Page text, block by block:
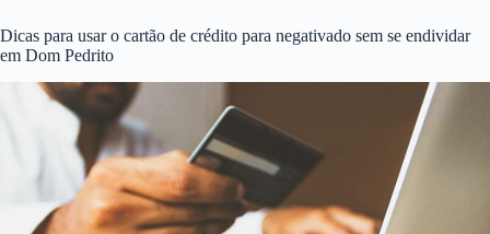
Dicas para usar o cartão de crédito para negativado sem se endividar
em Dom Pedrito